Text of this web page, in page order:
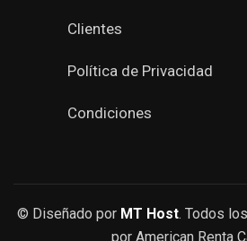
Clientes
Política de Privacidad
Condiciones
© Diseñado por MT Host. Todos
por American Renta